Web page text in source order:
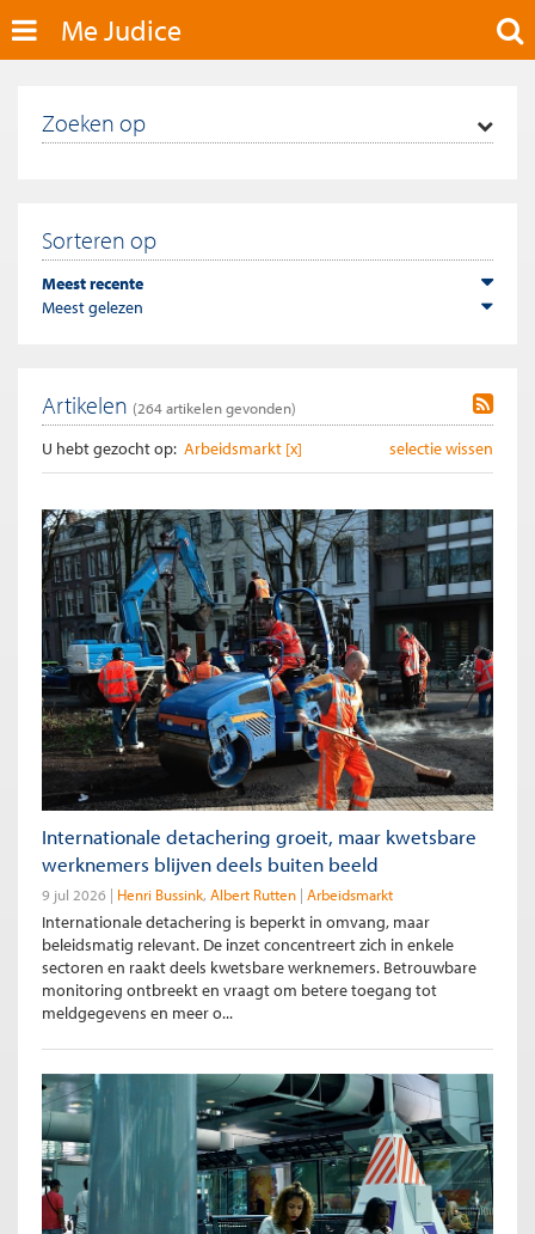
Me Judice
Zoeken op
Sorteren op
Meest recente
Meest gelezen
Artikelen (264artikelen gevonden)
U hebt gezocht op: selectie wissen
Arbeidsmarkt [x]
Internationale detachering groeit, maar kwetsbare
werknemers blijven deels buiten beeld
9 jul 2026 Henri Bussink Albert Rutten Arbeidsmarkt
Internationale detachering is beperkt in omvang, maar
beleidsmatig relevant. De inzet concentreert zich in enkele
sectoren en raakt deels kwetsbare werknemers. Betrouwbare
monitoring ontbreekt en vraagt om betere toegang tot
meldgegevens en meer o...